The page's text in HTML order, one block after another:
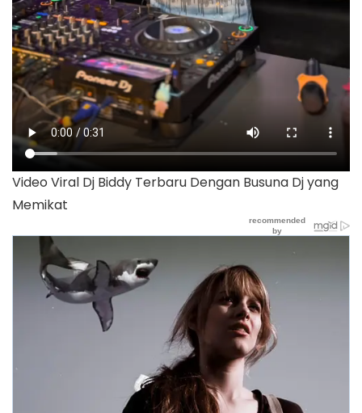
Video Viral Dj Biddy Terbaru Dengan Busuna Dj yang
Memikat